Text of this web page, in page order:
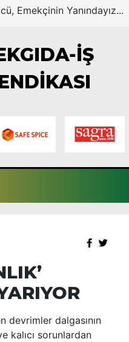
Emekçinin Yanındayız...
İŞ
devrimler dalgasının
kalıcı sorunlardan